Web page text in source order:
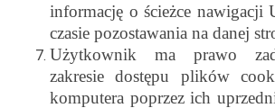
informację o ścieżce nawigacji
czasie pozostawania na danej
Użytkownik ma prawo
zakresie dostępu plików
komputera poprzez ich